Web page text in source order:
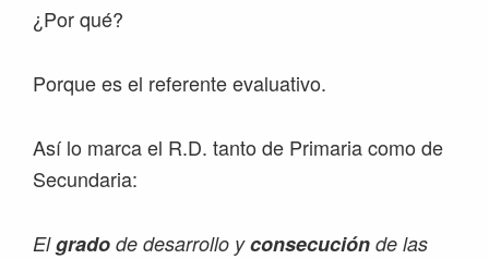
¿Por qué?
Porque es el referente evaluativo.
Así lo marca el R.D. tanto de Primaria como de
Secundaria:
Elgrado de desarrollo yconsecución de las